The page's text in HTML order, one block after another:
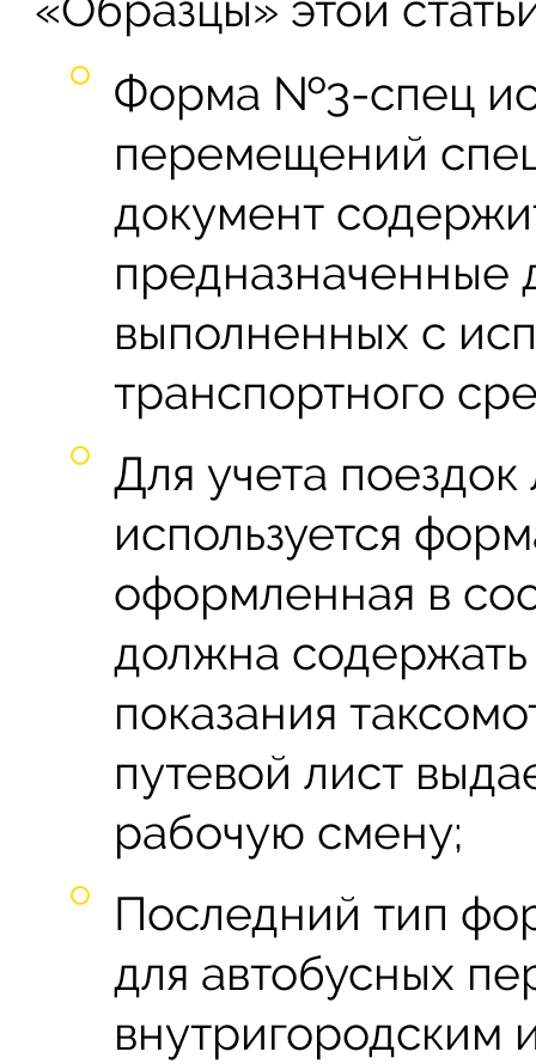
Форма №3-спец
перемещений
документ
предназначенные
выполненных с
транспортного
Для учета поездок
используется
оформленная в
должна
показания
путевой лист
рабочую смену;
Последний тип
для автобусных
внутригородским